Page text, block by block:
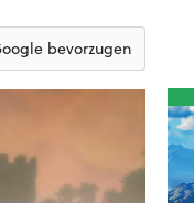
bevorzugen